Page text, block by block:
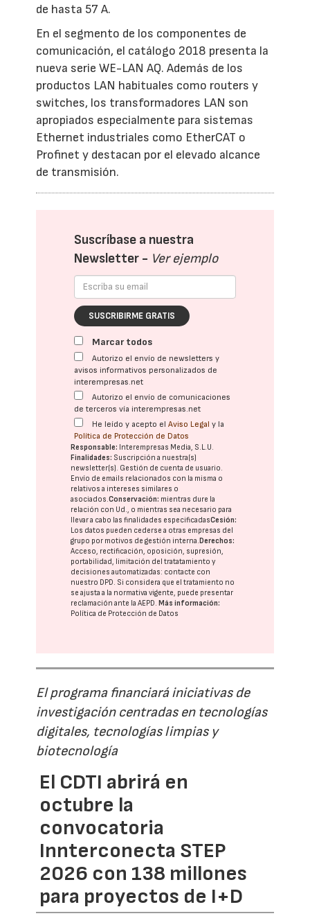
de hasta 57 A.
En el segmento de los componentes de
comunicación, el catálogo 2018 presenta la
nueva serie WE-LAN AQ. Además de los
productos LAN habituales como routers y
switches, los transformadores LAN son
apropiados especialmente para sistemas
Ethernet industriales como EtherCAT o
Profinet y destacan por el elevado alcance
de transmisión.
Suscríbase a nuestra
Newsletter - Ver ejemplo
SUSCRIBIRME GRATIS
Marcar todos
Autorizo el envío de newsletters y
avisos informativos personalizados de
interempresas.net
Autorizo el envío de comunicaciones
de terceros vía interempresas.net
He leído y acepto elAviso Legal y la
Política de Protección de Datos
Responsable: Interempresas Media, S.L.U.
Finalidades: Suscripción a nuestra(s)
newsletter(s). Gestión de cuenta de usuario.
Envío de emails relacionados con la misma o
relativos a intereses similares o
asociados.Conservación: mientras dure la
relación con Ud., o mientras sea necesario para
llevar a cabo las finalidades especificadasCesión:
Los datos pueden cederse a otras empresas del
grupo por motivos de gestión interna.Derechos:
Acceso, rectificación, oposición, supresión,
portabilidad, limitación del tratatamiento y
decisiones automatizadas: contacte con
nuestro DPD. Si considera que el tratamiento no
se ajusta a la normativa vigente, puede presentar
reclamación ante laAEPD.Más información:
Política de Protección de Datos
El programa financiará iniciativas de
investigación centradas en tecnologías
digitales, tecnologías limpias y
biotecnología
El CDTI abrirá en
octubre la
convocatoria
Innterconecta STEP
2026 con 138 millones
para proyectos de I+D